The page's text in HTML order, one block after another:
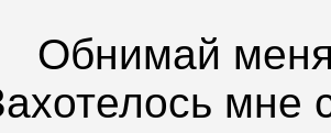
Обнимай
мне